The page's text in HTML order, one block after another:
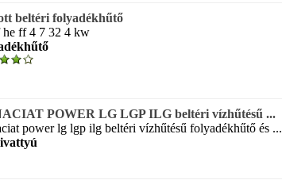
beltéri folyadékhűtő
ff 4 7 32 4 kw
POWER LG LGP ILG beltéri vízhűtésű ...
power lg lgp ilg beltéri vízhűtésű folyadékhűtő és ...